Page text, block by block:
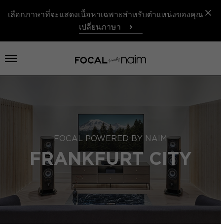
เลือกภาษาที่จะแสดงเนื้อหาเฉพาะสำหรับตำแหน่งของคุณ
เปลี่ยนภาษา
เปิดเมนู
FOCAL POWERED BY NAIM
FRANKFURT CITY